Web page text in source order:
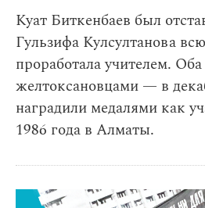
Куат Биткенбаев был
Гульзифа Кулсултанова
проработала учителем.
желтоксановцами — в
наградили медалями как
1986 года в Алматы.